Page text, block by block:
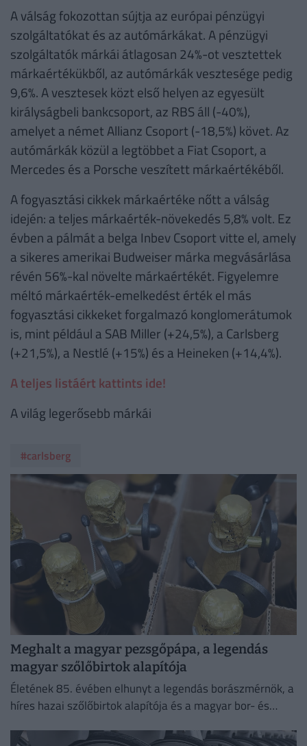
A válság fokozottan sújtja az európai pénzügyi
szolgáltatókat és az autómárkákat. A pénzügyi
szolgáltatók márkái átlagosan 24%-ot vesztettek
márkaértékükből, az autómárkák vesztesége pedig
9,6%. A vesztesek közt első helyen az egyesült
királyságbeli bankcsoport, az RBS áll (-40%),
amelyet a német Allianz Csoport (-18,5%) követ. Az
autómárkák közül a legtöbbet a Fiat Csoport, a
Mercedes és a Porsche veszített márkaértékéből.
A fogyasztási cikkek márkaértéke nőtt a válság
idején: a teljes márkaérték-növekedés 5,8% volt. Ez
évben a pálmát a belga Inbev Csoport vitte el, amely
a sikeres amerikai Budweiser márka megvásárlása
révén 56%-kal növelte márkaértékét. Figyelemre
méltó márkaérték-emelkedést érték el más
fogyasztási cikkeket forgalmazó konglomerátumok
is, mint például a SAB Miller (+24,5%), a Carlsberg
(+21,5%), a Nestlé (+15%) és a Heineken (+14,4%).
A teljes listáért kattints ide!
A világ legerősebb márkái
#carlsberg
Meghalt a magyar pezsgőpápa, a legendás
magyar szőlőbirtok alapítója
Életének 85. évében elhunyt a legendás borászmérnök, a
híres hazai szőlőbirtok alapítója és a magyar bor- és